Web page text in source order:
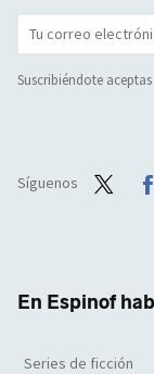
Suscribiéndote
Síguenos
En Espinof
Series de ficción